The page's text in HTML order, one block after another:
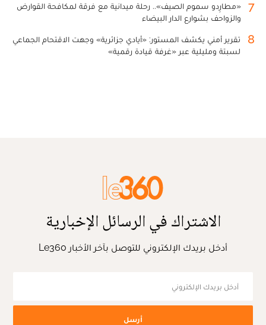
7
«مطارِدو سموم الصيف».. رحلة ميدانية مع فرقة لمكافحة القوارض
والزواحف بشوارع الدار البيضاء
8
تقرير أمني يكشف المستور: «أيادي جزائرية» وجهت الاقتحام الجماعي
لسبتة ومليلية عبر «غرفة قيادة رقمية»
الاشتراك في الرسائل الإخبارية
أدخل بريدك الإلكتروني للتوصل بآخر الأخبار Le360
أرسل